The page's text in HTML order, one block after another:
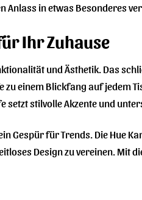
Anlass in etwas Besonderes
Ihr Zuhause
und Ästhetik. Das
einem Blickfang auf jedem
stilvolle Akzente und
Gespür für Trends. Die Hue
Design zu vereinen. Mit